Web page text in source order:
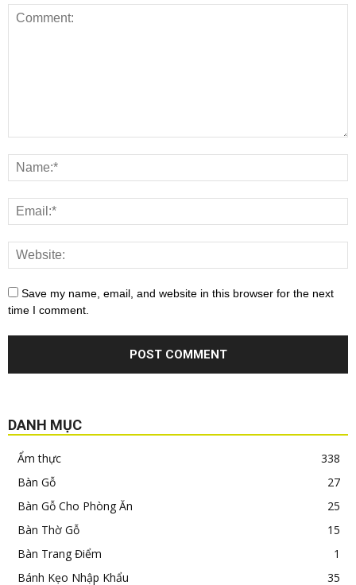
Save my name, email, and website in this browser for the next
time I comment.
DANH MỤC
Ẩm thực
338
Bàn Gỗ
27
Bàn Gỗ Cho Phòng Ăn
25
Bàn Thờ Gỗ
15
Bàn Trang Điểm
1
Bánh Kẹo Nhập Khẩu
35